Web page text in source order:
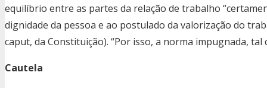
equilíbrio entre as partes da relação de trabalho
dignidade da pessoa e ao postulado da valorização do
caput, da Constituição). “Por isso, a norma impugnada,
Cautela